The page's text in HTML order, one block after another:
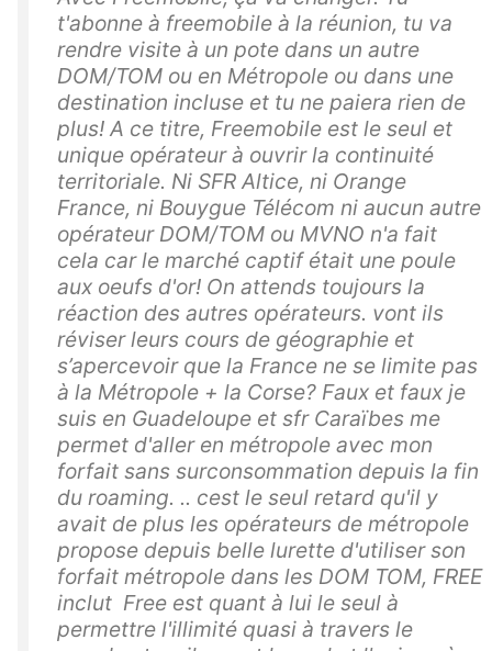
t'abonne à freemobile à la réunion, tu va
rendre visite à un pote dans un autre
DOM/TOM ou en Métropole ou dans une
destination incluse et tu ne paiera rien de
plus! A ce titre, Freemobile est le seul et
unique opérateur à ouvrir la continuité
territoriale. Ni SFR Altice, ni Orange
France, ni Bouygue Télécom ni aucun autre
opérateur DOM/TOM ou MVNO n'a fait
cela car le marché captif était une poule
aux oeufs d'or! On attends toujours la
réaction des autres opérateurs. vont ils
réviser leurs cours de géographie et
s’apercevoir que la France ne se limite pas
à la Métropole + la Corse? Faux et faux je
suis en Guadeloupe et sfr Caraïbes me
permet d'aller en métropole avec mon
forfait sans surconsommation depuis la fin
du roaming. .. cest le seul retard qu'il y
avait de plus les opérateurs de métropole
propose depuis belle lurette d'utiliser son
forfait métropole dans les DOM TOM, FREE
inclut Free est quant à lui le seul à
permettre l'illimité quasi à travers le